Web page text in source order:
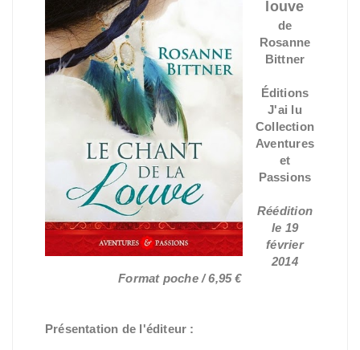
louve
de
Rosanne
Bittner
Éditions
J'ai lu
Collection
Aventures
et
Passions
Réédition
le 19
février
2014
Format poche / 6,95 €
Présentation de l'éditeur :